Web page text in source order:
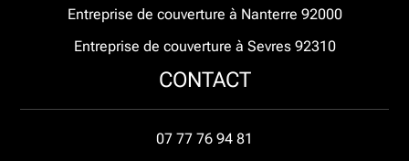
Entreprise de couverture à Nanterre 92000
Entreprise de couverture à Sevres 92310
CONTACT
07 77 76 94 81